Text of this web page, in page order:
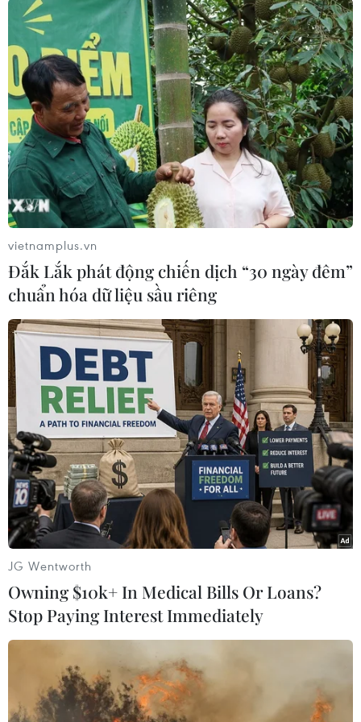
tạo./.
CEO Boeing nhận trách
nhiệm về sự cố máy bay
737 MAX 9
CEO Dave Calhoun thừa nhận sự
cố chiếc máy bay 737 MAX 9 bị
bung một phần thân là lỗi của
Boeing và hãng sẽ phối hợp với
các nhà quản lý để lỗi này "không
bao giờ xảy ra một lần nữa."
(TTXVN/Vietnam+)
#Boeing #Boeing 737 MAX 9 Mỹ
Theo dõi VietnamPlus
vietnamplus.vn
Đắk Lắk phát động chiến dịch “30 ngày đêm”
chuẩn hóa dữ liệu sầu riêng
JG Wentworth
Owning $10k+ In Medical Bills Or Loans?
Stop Paying Interest Immediately